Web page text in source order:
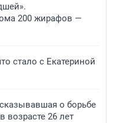
200 жирафов —
стало с Екатериной
о борьбе
возрасте 26 лет